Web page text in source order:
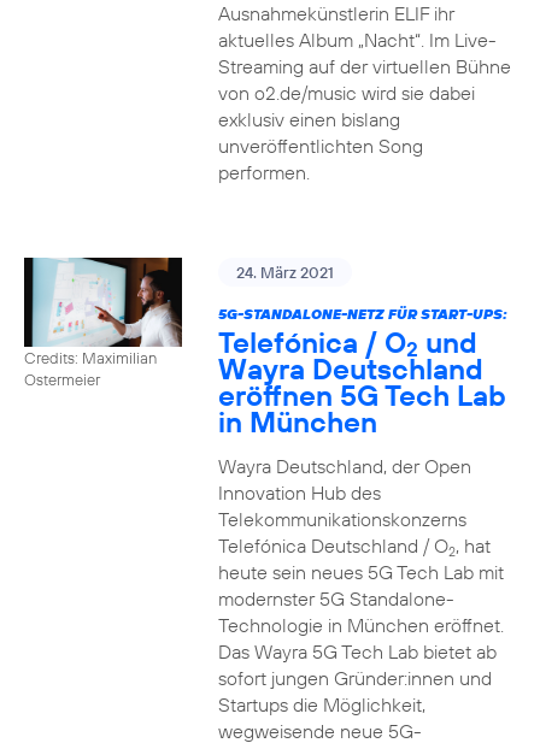
Ausnahmekünstlerin ELIF ihr
aktuelles Album „Nacht“. Im Live-
Streaming auf der virtuellen Bühne
von o2.de/music wird sie dabei
exklusiv einen bislang
unveröffentlichten Song
performen.
Credits: Maximilian
Ostermeier
24. März 2021
5G-STANDALONE-NETZ FÜR START-UPS:
Telefónica / O2 und
Wayra Deutschland
eröffnen 5G Tech Lab
in München
Wayra Deutschland, der Open
Innovation Hub des
Telekommunikationskonzerns
Telefónica Deutschland / O2, hat
heute sein neues 5G Tech Lab mit
modernster 5G Standalone-
Technologie in München eröffnet.
Das Wayra 5G Tech Lab bietet ab
sofort jungen Gründer:innen und
Startups die Möglichkeit,
wegweisende neue 5G-